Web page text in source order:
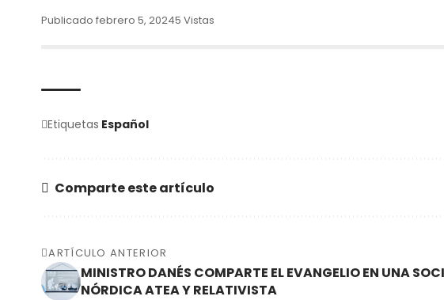
Publicado febrero 5, 20245 Vistas
Etiquetas Español
Comparte este artículo
ARTÍCULO ANTERIOR
MINISTRO DANÉS COMPARTE EL EVANGELIO EN UNA
NÓRDICA ATEA Y RELATIVISTA